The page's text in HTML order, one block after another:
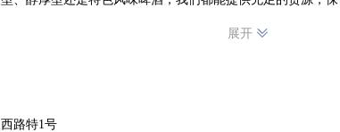
展开
路特1号